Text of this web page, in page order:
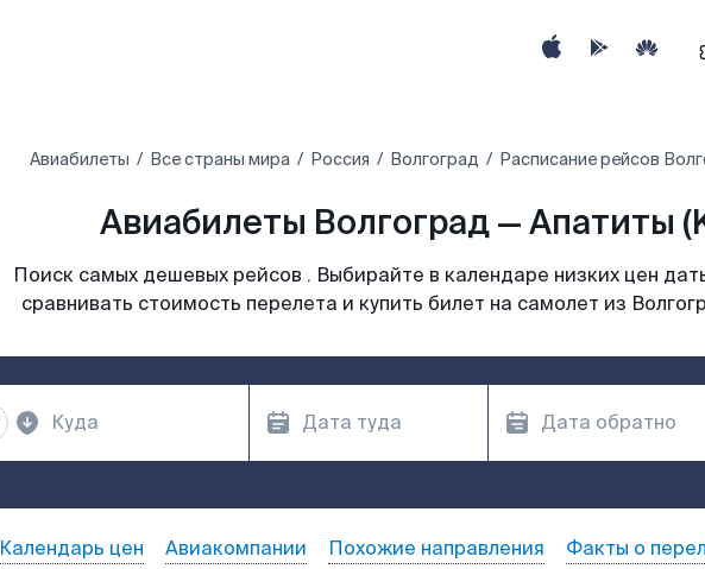
Авиабилеты Все страны мира Россия Волгоград Расписание рейсов
Авиабилеты Волгоград — Апатиты
Поиск самых дешевых рейсов . Выбирайте в календаре низких цен
сравнивать стоимость перелета и купить билет на самолет из
Календарь цен Авиакомпании Похожие направления Факты о